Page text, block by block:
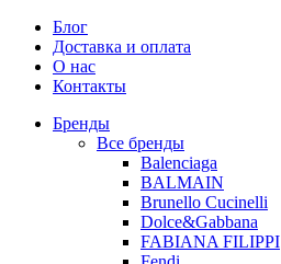
Блог
Доставка и оплата
О нас
Контакты
Бренды
Все бренды
Balenciaga
BALMAIN
Brunello Cucinelli
Dolce&Gabbana
FABIANA FILIPPI